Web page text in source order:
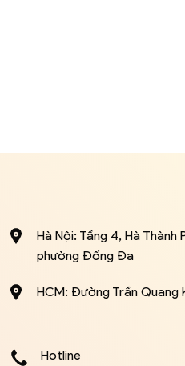
Hà Nội: Tầng 4, Hà Thành
phường Đống Đa
HCM: Đường Trần Quang
Hotline